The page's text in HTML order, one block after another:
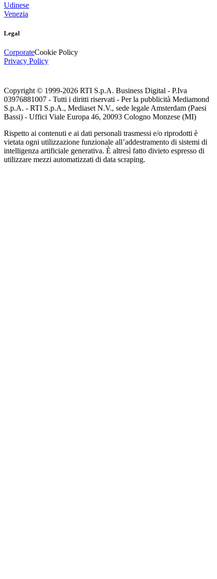
Udinese
Venezia
Legal
CorporateCookie Policy
Privacy Policy
Copyright © 1999-2026 RTI S.p.A. Business Digital - P.Iva
03976881007 - Tutti i diritti riservati - Per la pubblicità Mediamond
S.p.A. - RTI S.p.A., Mediaset N.V., sede legale Amsterdam (Paesi
Bassi) - Uffici Viale Europa 46, 20093 Cologno Monzese (MI)
Rispetto ai contenuti e ai dati personali trasmessi e/o riprodotti è
vietata ogni utilizzazione funzionale all’addestramento di sistemi di
intelligenza artificiale generativa. È altresì fatto divieto espresso di
utilizzare mezzi automatizzati di data scraping.